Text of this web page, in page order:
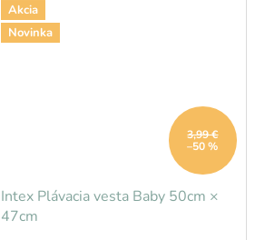
Akcia
Novinka
3,99 €
–50 %
Intex Plávacia vesta Baby 50cm ×
47cm